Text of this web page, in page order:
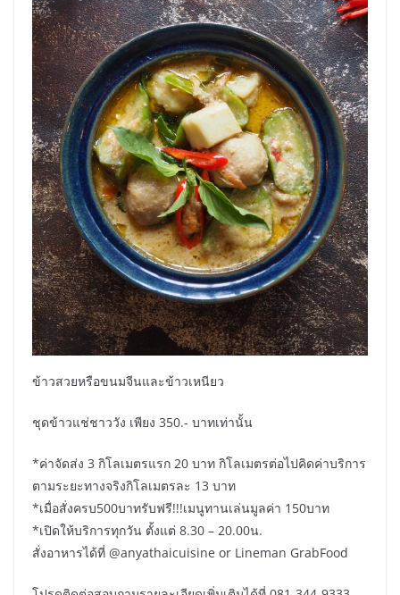
ข้าวสวยหรือขนมจีนและข้าวเหนียว
ชุดข้าวแช่ชาววัง เพียง 350.- บาทเท่านั้น
*ค่าจัดส่ง 3 กิโลเมตรแรก 20 บาท กิโลเมตรต่อไปคิดค่าบริการ
ตามระยะทางจริงกิโลเมตรละ 13 บาท
*เมื่อสั่งครบ500บาทรับฟรี!!!เมนูทานเล่นมูลค่า 150บาท
*เปิดให้บริการทุกวัน ตั้งแต่ 8.30 – 20.00น.
สั่งอาหารได้ที่ @anyathaicuisine or Lineman GrabFood